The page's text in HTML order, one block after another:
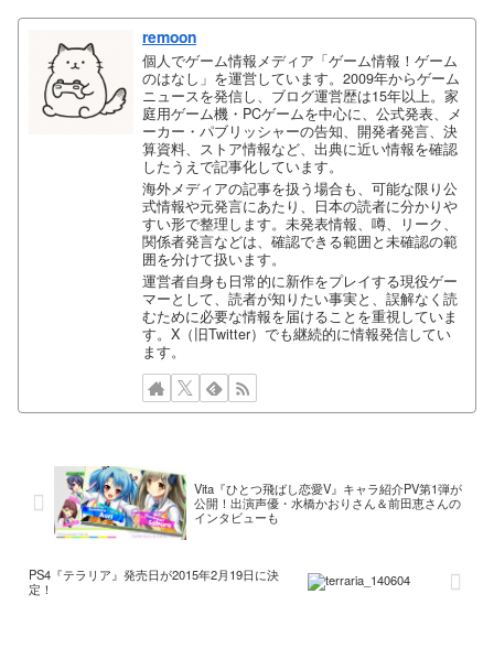
remoon
個人でゲーム情報メディア「ゲーム情報！ゲーム
のはなし」を運営しています。2009年からゲーム
ニュースを発信し、ブログ運営歴は15年以上。家
庭用ゲーム機・PCゲームを中心に、公式発表、メ
ーカー・パブリッシャーの告知、開発者発言、決
算資料、ストア情報など、出典に近い情報を確認
したうえで記事化しています。
海外メディアの記事を扱う場合も、可能な限り公
式情報や元発言にあたり、日本の読者に分かりや
すい形で整理します。未発表情報、噂、リーク、
関係者発言などは、確認できる範囲と未確認の範
囲を分けて扱います。
運営者自身も日常的に新作をプレイする現役ゲー
マーとして、読者が知りたい事実と、誤解なく読
むために必要な情報を届けることを重視していま
す。X（旧Twitter）でも継続的に情報発信してい
ます。
Vita『ひとつ飛ばし恋愛V』キャラ紹介PV第1弾が
公開！出演声優・水橋かおりさん＆前田恵さんの
インタビューも
PS4『テラリア』発売日が2015年2月19日に決
定！